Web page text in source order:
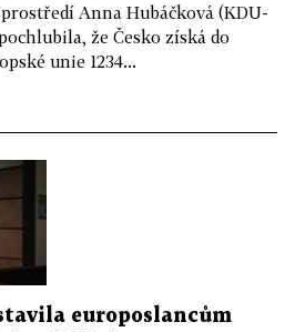
Anna Hubáčková (KDU-
že Česko získá do
unie 1234...
europoslancům